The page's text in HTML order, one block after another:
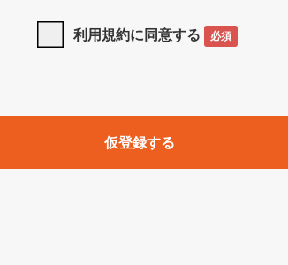
されるものとします。
供する以下のサービス（名称や内容が変更された
連して当社が実施するイベントやキャンペーンを
」「MarkeZine」「EnterpriseZine」「
利用規約に同意する 必須
仮登録する